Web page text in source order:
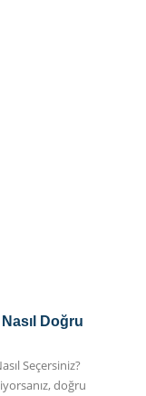
Doğru
Seçersiniz?
doğru